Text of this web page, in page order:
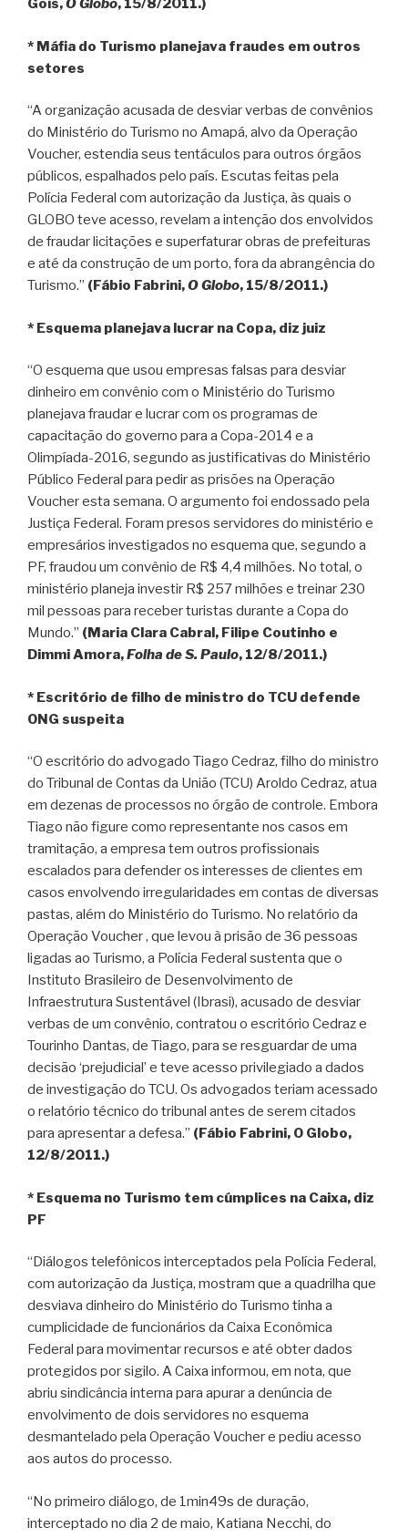
Gois,O Globo, 15/8/2011.)
* Máfia do Turismo planejava fraudes em outros
setores
“A organização acusada de desviar verbas de convênios
do Ministério do Turismo no Amapá, alvo da Operação
Voucher, estendia seus tentáculos para outros órgãos
públicos, espalhados pelo país. Escutas feitas pela
Polícia Federal com autorização da Justiça, às quais o
GLOBO teve acesso, revelam a intenção dos envolvidos
de fraudar licitações e superfaturar obras de prefeituras
e até da construção de um porto, fora da abrangência do
Turismo.” (Fábio Fabrini,O Globo, 15/8/2011.)
* Esquema planejava lucrar na Copa, diz juiz
“O esquema que usou empresas falsas para desviar
dinheiro em convênio com o Ministério do Turismo
planejava fraudar e lucrar com os programas de
capacitação do governo para a Copa-2014 e a
Olimpíada-2016, segundo as justificativas do Ministério
Público Federal para pedir as prisões na Operação
Voucher esta semana. O argumento foi endossado pela
Justiça Federal. Foram presos servidores do ministério e
empresários investigados no esquema que, segundo a
PF, fraudou um convênio de R$ 4,4 milhões. No total, o
ministério planeja investir R$ 257 milhões e treinar 230
mil pessoas para receber turistas durante a Copa do
Mundo.” (Maria Clara Cabral, Filipe Coutinho e
Dimmi Amora,Folha de S. Paulo, 12/8/2011.)
* Escritório de filho de ministro do TCU defende
ONG suspeita
“O escritório do advogado Tiago Cedraz, filho do ministro
do Tribunal de Contas da União (TCU) Aroldo Cedraz, atua
em dezenas de processos no órgão de controle. Embora
Tiago não figure como representante nos casos em
tramitação, a empresa tem outros profissionais
escalados para defender os interesses de clientes em
casos envolvendo irregularidades em contas de diversas
pastas, além do Ministério do Turismo. No relatório da
Operação Voucher , que levou à prisão de 36 pessoas
ligadas ao Turismo, a Polícia Federal sustenta que o
Instituto Brasileiro de Desenvolvimento de
Infraestrutura Sustentável (Ibrasi), acusado de desviar
verbas de um convênio, contratou o escritório Cedraz e
Tourinho Dantas, de Tiago, para se resguardar de uma
decisão ‘prejudicial’ e teve acesso privilegiado a dados
de investigação do TCU. Os advogados teriam acessado
o relatório técnico do tribunal antes de serem citados
para apresentar a defesa.” (Fábio Fabrini, O Globo,
12/8/2011.)
* Esquema no Turismo tem cúmplices na Caixa, diz
PF
“Diálogos telefônicos interceptados pela Polícia Federal,
com autorização da Justiça, mostram que a quadrilha que
desviava dinheiro do Ministério do Turismo tinha a
cumplicidade de funcionários da Caixa Econômica
Federal para movimentar recursos e até obter dados
protegidos por sigilo. A Caixa informou, em nota, que
abriu sindicância interna para apurar a denúncia de
envolvimento de dois servidores no esquema
desmantelado pela Operação Voucher e pediu acesso
aos autos do processo.
“No primeiro diálogo, de 1min49s de duração,
interceptado no dia 2 de maio, Katiana Necchi, do